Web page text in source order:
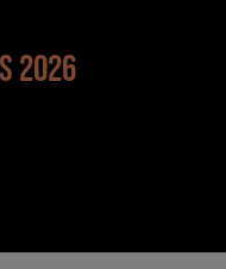
2026